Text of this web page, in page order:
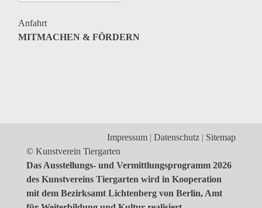
Anfahrt
MITMACHEN & FÖRDERN
Impressum Datenschutz
Sitemap
© Kunstverein Tiergarten
Das Ausstellungs- und Vermittlungsprogramm 2026
des Kunstvereins Tiergarten wird in Kooperation
mit dem Bezirksamt Lichtenberg von Berlin, Amt